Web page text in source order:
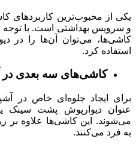
یکی از محبوب‌ترین
و سرویس بهداشتی است. با توجه
کاشی‌ها، می‌توان آن‌ها را در
استفاده کرد.
کاشی‌های سه‌ بعدی در
برای ایجاد جلوه‌ای خاص در
عنوان دیوارپوش پشت سینک
می‌شوند. این کاشی‌ها علاوه بر
به فرد می‌کنند.